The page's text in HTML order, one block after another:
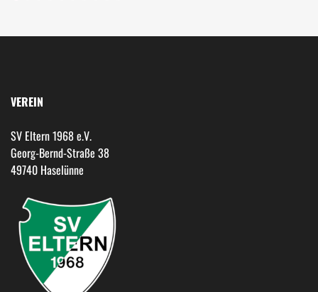
VEREIN
SV Eltern 1968 e.V.
Georg-Bernd-Straße 38
49740 Haselünne